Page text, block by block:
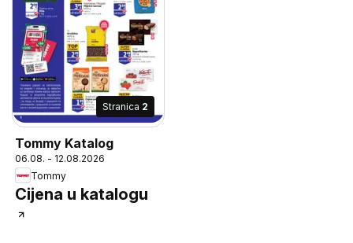
Stranica 2
Tommy Katalog
06.08. - 12.08.2026
Tommy
Cijena u katalogu